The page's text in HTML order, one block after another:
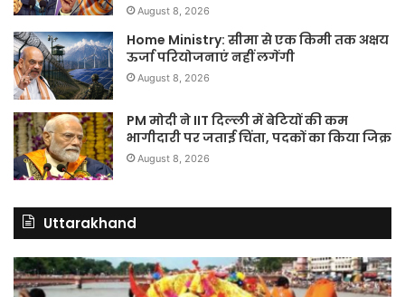
August 8, 2026
Home Ministry: सीमा से एक किमी तक अक्षय
ऊर्जा परियोजनाएं नहीं लगेंगी
August 8, 2026
PM मोदी ने IIT दिल्ली में बेटियों की कम
भागीदारी पर जताई चिंता, पदकों का किया जिक्र
August 8, 2026
Uttarakhand